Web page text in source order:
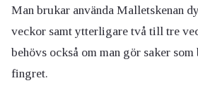
Man brukar använda Malletskenan
veckor samt ytterligare två till tre
behövs också om man gör saker
fingret.